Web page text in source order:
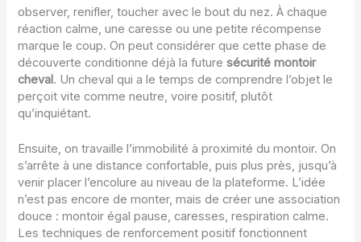
observer, renifler, toucher avec le bout du nez. À chaque
réaction calme, une caresse ou une petite récompense
marque le coup. On peut considérer que cette phase de
découverte conditionne déjà la futuresécurité montoir
cheval. Un cheval qui a le temps de comprendre l’objet le
perçoit vite comme neutre, voire positif, plutôt
qu’inquiétant.
Ensuite, on travaille l’immobilité à proximité du montoir. On
s’arrête à une distance confortable, puis plus près, jusqu’à
venir placer l’encolure au niveau de la plateforme. L’idée
n’est pas encore de monter, mais de créer une association
douce : montoir égal pause, caresses, respiration calme.
Les techniques de renforcement positif fonctionnent